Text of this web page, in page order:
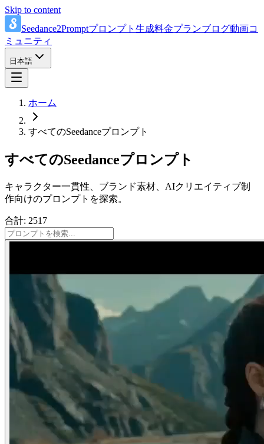
Skip to content
Seedance2Promptプロンプト 生成料金プランブログ動画コ
ミュニティ
日本語
ホーム
すべてのSeedanceプロンプト
すべてのSeedanceプロンプト
キャラクター一貫性、ブランド素材、AIクリエイティブ制
作向けのプロンプトを探索。
合計: 2517